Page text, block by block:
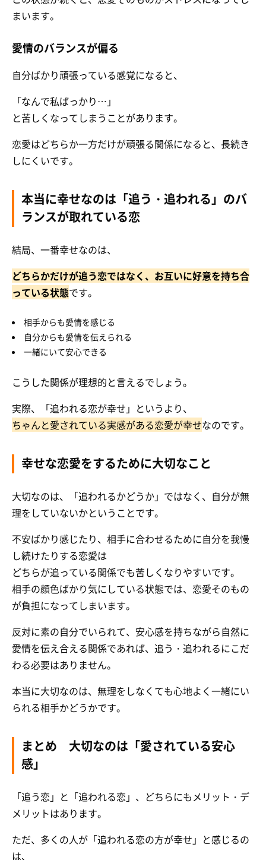
まいます。
愛情のバランスが偏る
自分ばかり頑張っている感覚になると、
「なんで私ばっかり…」
と苦しくなってしまうことがあります。
恋愛はどちらか一方だけが頑張る関係になると、長続き
しにくいです。
本当に幸せなのは「追う・追われる」のバ
ランスが取れている恋
結局、一番幸せなのは、
どちらかだけが追う恋ではなく、お互いに好意を持ち合
っている状態です。
相手からも愛情を感じる
自分からも愛情を伝えられる
一緒にいて安心できる
こうした関係が理想的と言えるでしょう。
実際、「追われる恋が幸せ」というより、
ちゃんと愛されている実感がある恋愛が幸せなのです。
幸せな恋愛をするために大切なこと
大切なのは、「追われるかどうか」ではなく、自分が無
理をしていないかということです。
不安ばかり感じたり、相手に合わせるために自分を我慢
し続けたりする恋愛は
どちらが追っている関係でも苦しくなりやすいです。
相手の顔色ばかり気にしている状態では、恋愛そのもの
が負担になってしまいます。
反対に素の自分でいられて、安心感を持ちながら自然に
愛情を伝え合える関係であれば、追う・追われるにこだ
わる必要はありません。
本当に大切なのは、無理をしなくても心地よく一緒にい
られる相手かどうかです。
まとめ 大切なのは「愛されている安心
感」
「追う恋」と「追われる恋」、どちらにもメリット・デ
メリットはあります。
ただ、多くの人が「追われる恋の方が幸せ」と感じるの
は、